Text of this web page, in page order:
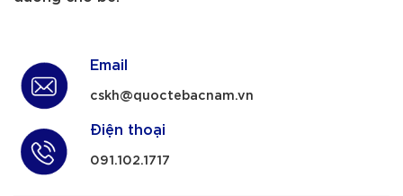
Email
cskh@quoctebacnam.vn
Điện thoại
091.102.1717